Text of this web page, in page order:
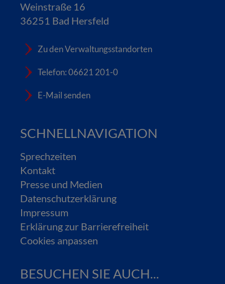
Weinstraße 16
36251 Bad Hersfeld
Zu den Verwaltungsstandorten
Telefon: 06621 201-0
E-Mail senden
SCHNELLNAVIGATION
Sprechzeiten
Kontakt
Presse und Medien
Datenschutzerklärung
Impressum
Erklärung zur Barrierefreiheit
Cookies anpassen
BESUCHEN SIE AUCH...